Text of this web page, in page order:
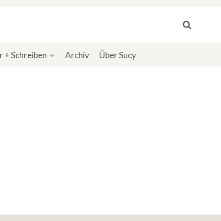
+ Schreiben Archiv Über Sucy